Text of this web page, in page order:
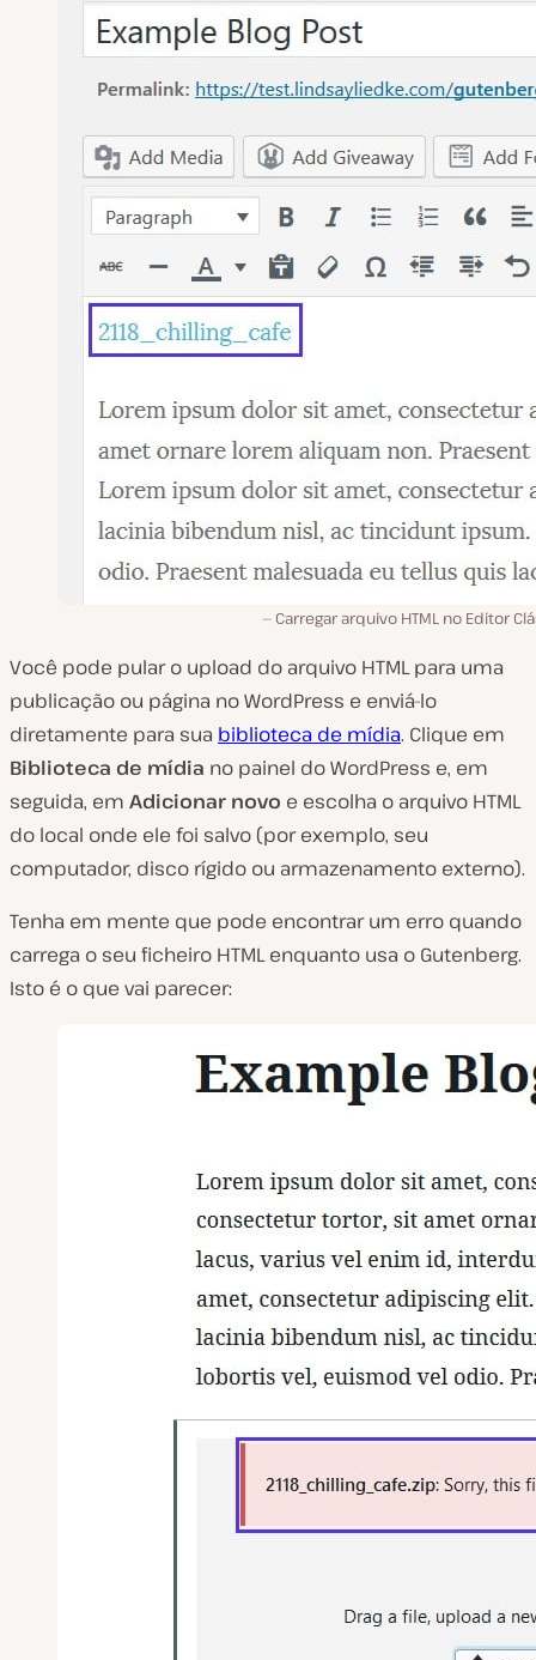
Carregar arquivo HTML no Editor
Você pode pular o upload do arquivo HTML para uma
publicação ou página no WordPress e enviá-lo
diretamente para sua biblioteca de mídia. Clique em
Biblioteca de mídia no painel do WordPress e, em
seguida, em Adicionar novo e escolha o arquivo HTML
do local onde ele foi salvo (porexemplo, seu
computador, disco rígido ou armazenamento externo).
Tenha em mente que pode encontrar um erro quando
carrega o seu ficheiro HTML enquanto usa o Gutenberg.
Isto é o que vai parecer: